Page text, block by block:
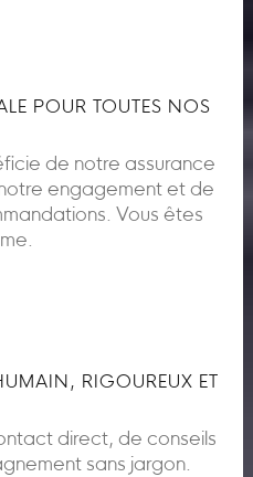
POUR TOUTES NOS
de notre assurance
engagement et de
Vous êtes
RIGOUREUX ET
direct, de conseils
sans jargon.